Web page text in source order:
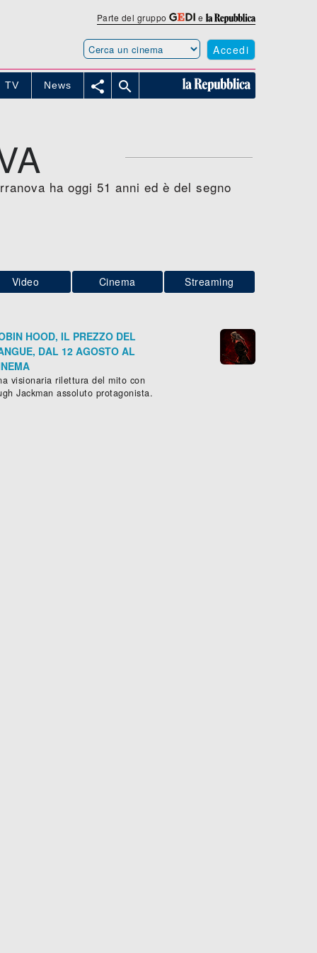
Parte del gruppo e
Accedi
TV News  
ha oggi 51 anni ed è del segno
Video Cinema Streaming
HOOD, IL PREZZO DEL
DAL 12 AGOSTO AL
visionaria rilettura del mito con
Jackman assoluto protagonista.